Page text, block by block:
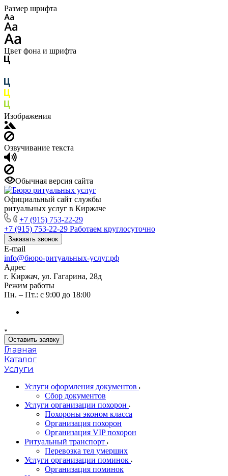
Размер шрифта
Цвет фона и шрифта
Изображения
Озвучивание текста
Обычная версия сайта
Официальный сайт службы
ритуальных услуг в Киржаче
+7 (915) 753-22-29
+7 (915) 753-22-29 Работаем круглосуточно
Заказать звонок
E-mail
info@бюро-ритуальных-услуг.рф
Адрес
г. Киржач, ул. Гагарина, 28д
Режим работы
Пн. – Пт.: с 9:00 до 18:00
Оставить заявку
Главная
Каталог
Услуги
Услуги оформления документов
Сбор документов
Услуги организации похорон
Похороны эконом класса
Организация похорон
Организация VIP похорон
Ритуальный транспорт
Перевозка тел умерших
Услуги организации поминок
Организация поминок